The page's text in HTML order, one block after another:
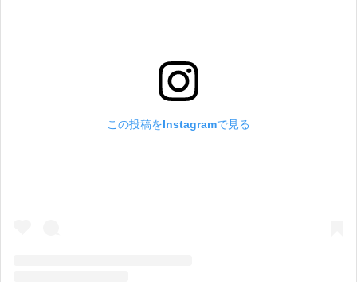
この投稿をInstagramで見る